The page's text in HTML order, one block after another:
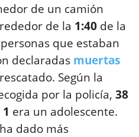
de un camión
de la 1:40 de la
que estaban
declaradas muertas
Según la
por la policía, 38
1 era un adolescente.
dado más